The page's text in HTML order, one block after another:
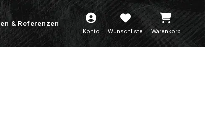
& Referenzen
Konto Wunschliste Warenkorb